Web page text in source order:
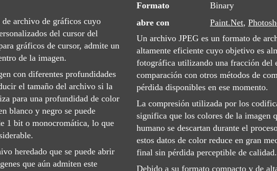
archivo de gráficos cuyo
del cursor del
gráficos de cursor, admite un
de la imagen.
con diferentes profundidades
el tamaño del archivo si la
para una profundidad de color
blanco y negro se puede
1 bit o monocromática, lo que
heredado que se puede abrir
que aún admiten este
Formato
Binary
abre con
Paint.Net,
Un archivo JPEG es un formato de
altamente eficiente cuyo objetivo es
fotográfica utilizando una fracción del
comparación con otros métodos de
pérdida disponibles en ese momento.
La compresión utilizada por los
significa que los colores de la imagen
humano se descartan durante el
estos datos de color reduce en gran
final sin pérdida perceptible de calidad.
Debido a su formato compacto y de